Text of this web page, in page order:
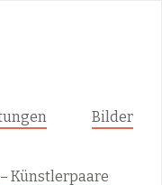
Bilder
Künstlerpaare